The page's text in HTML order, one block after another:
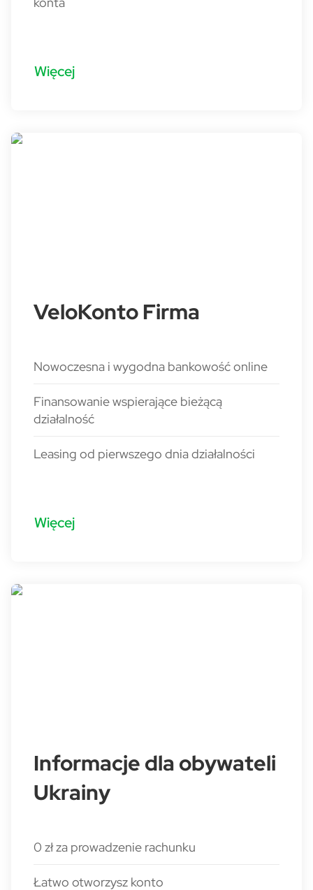
Więcej
VeloKonto Firma
Nowoczesna i wygodna bankowość online
Finansowanie wspierające bieżącą
działalność
Leasing od pierwszego dnia działalności
Więcej
Informacje dla obywateli
Ukrainy
0 zł za prowadzenie rachunku
Łatwo otworzysz konto